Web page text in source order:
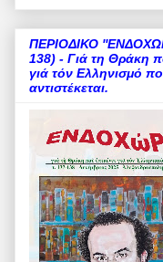
ΠΕΡΙΟΔΙΚΟ
138) - Γιά τη Θράκη
γιά τόν Ελληνισμό
αντιστέκεται.